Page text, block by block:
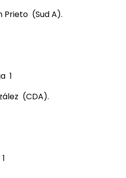
Prieto (Sud A).
1
(CDA).
1